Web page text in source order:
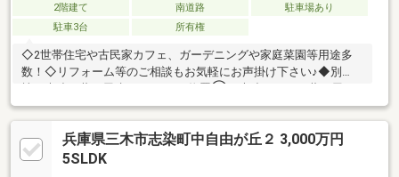
2階建て 南道路
駐車場あり
駐車3台
所有権
◇2世帯住宅や古民家カフェ、ガーデニングや家庭菜園等用途多
数！◇リフォーム等のご相談もお気軽にお声掛け下さい♪◆別
棟 木造瓦葺平屋建 27.04㎡ 物置① 木造スレート葺平屋
建 53.00㎡ 物置② 鉄骨造スレート葺平屋建 35.00㎡
SUUMOをご覧頂きありがとうございます。詳しい詳細、ご質問
などは物件担当まで！随時、現地案内を行っておりますので、お
気軽にご連絡ください。▲▼お問い合わせはフリーダイヤル⇒０
兵庫県三木市志染町中自由が丘２ 3,000万円
5SLDK